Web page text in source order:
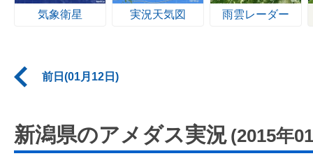
気象衛星 実況天気図 雨雲レーダー
前日(01月12日)
新潟県のアメダス実況 (2015年